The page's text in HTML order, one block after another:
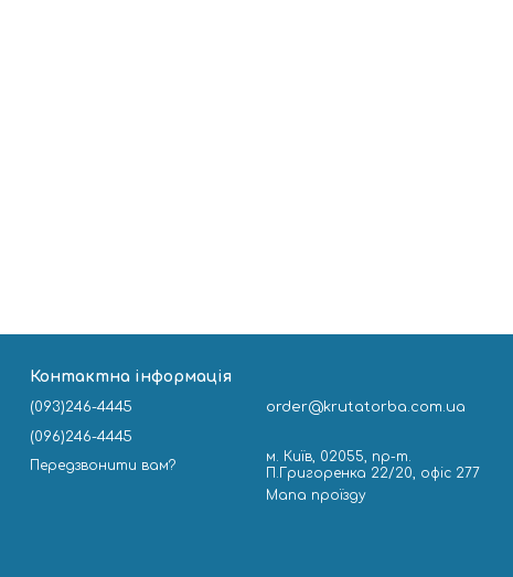
Контактна інформація
(093)246-4445
(096)246-4445
Передзвонити вам?
order@krutatorba.com.ua
м. Київ, 02055, пр-т.
П.Григоренка 22/20, офіс 277
Мапа проїзду